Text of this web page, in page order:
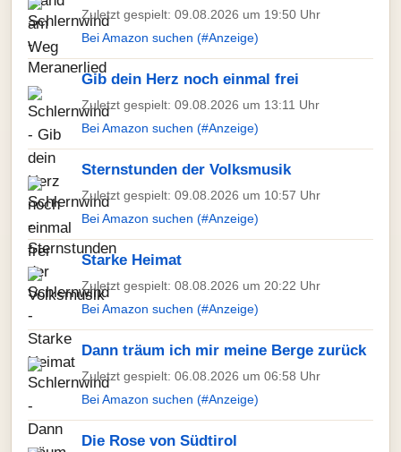
Zuletzt gespielt: 09.08.2026 um 19:50 Uhr
Bei Amazon suchen (#Anzeige)
Gib dein Herz noch einmal frei
Zuletzt gespielt: 09.08.2026 um 13:11 Uhr
Bei Amazon suchen (#Anzeige)
Sternstunden der Volksmusik
Zuletzt gespielt: 09.08.2026 um 10:57 Uhr
Bei Amazon suchen (#Anzeige)
Starke Heimat
Zuletzt gespielt: 08.08.2026 um 20:22 Uhr
Bei Amazon suchen (#Anzeige)
Dann träum ich mir meine Berge zurück
Zuletzt gespielt: 06.08.2026 um 06:58 Uhr
Bei Amazon suchen (#Anzeige)
Die Rose von Südtirol